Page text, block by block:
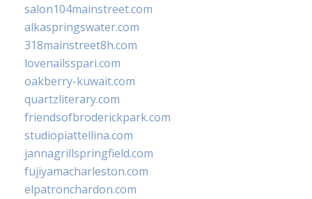
salon104mainstreet.com
alkaspringswater.com
318mainstreet8h.com
lovenailsspari.com
oakberry-kuwait.com
quartzliterary.com
friendsofbroderickpark.com
studiopiattellina.com
jannagrillspringfield.com
fujiyamacharleston.com
elpatronchardon.com